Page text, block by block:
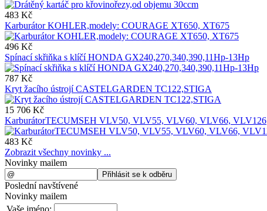
483 Kč
Karburátor KOHLER,modely: COURAGE XT650, XT675
496 Kč
Spínací skřiňka s klíčí HONDA GX240,270,340,390,11Hp-13Hp
787 Kč
Kryt žacího ústrojí CASTELGARDEN TC122,STIGA
15 706 Kč
KarburátorTECUMSEH VLV50, VLV55, VLV60, VLV66, VLV126
483 Kč
Zobrazit všechny novinky ...
Novinky mailem
Poslední navštívené
Novinky mailem